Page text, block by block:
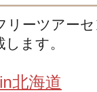
リーツアー
ます。
北海道